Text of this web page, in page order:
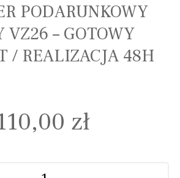
PODARUNKOWY
VZ26 – GOTOWY
/ REALIZACJA 48H
zł